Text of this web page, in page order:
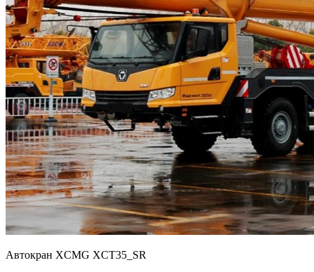
Автокран XCMG XCT35_SR